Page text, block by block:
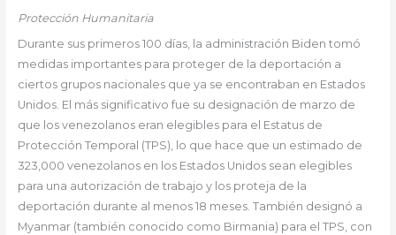
Protección Humanitaria
Durante sus primeros 100 días, la administración Biden tomó
medidas importantes para proteger de la deportación a
ciertos grupos nacionales que ya se encontraban en Estados
Unidos. El más significativo fue su designación de marzo de
que los venezolanos eran elegibles para el Estatus de
Protección Temporal (TPS), lo que hace que un estimado de
323,000 venezolanos en los Estados Unidos sean elegibles
para una autorización de trabajo y los proteja de la
deportación durante al menos 18 meses. También designó a
Myanmar (también conocido como Birmania) para el TPS, con